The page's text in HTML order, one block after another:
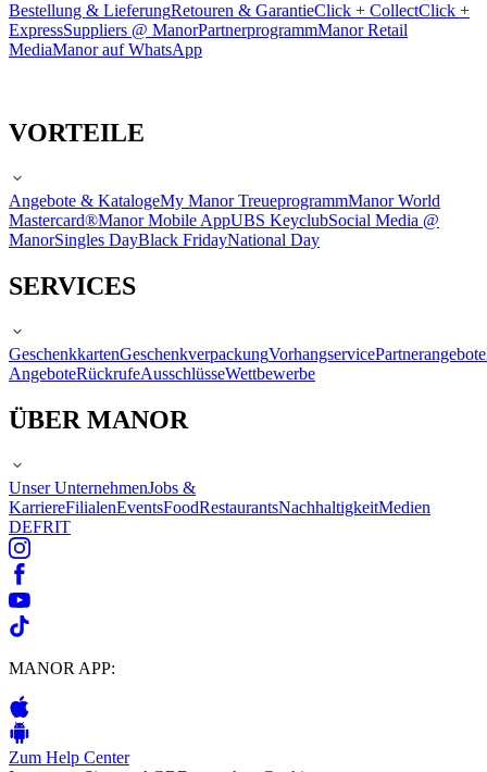
Bestellung & LieferungRetouren & GarantieClick + CollectClick +
ExpressSuppliers @ ManorPartnerprogrammManor Retail
MediaManor auf WhatsApp
VORTEILE
Angebote & KatalogeMy Manor TreueprogrammManor World
Mastercard®Manor Mobile AppUBS KeyclubSocial Media @
ManorSingles DayBlack FridayNational Day
SERVICES
GeschenkkartenGeschenkverpackungVorhangservicePartnerangebote
AngeboteRückrufeAusschlüsseWettbewerbe
ÜBER MANOR
Unser UnternehmenJobs &
KarriereFilialenEventsFoodRestaurantsNachhaltigkeitMedien
DEFRIT
MANOR APP:
Zum Help Center